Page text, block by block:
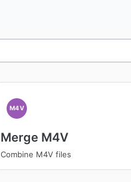
M4V
Merge M4V
Combine M4V files